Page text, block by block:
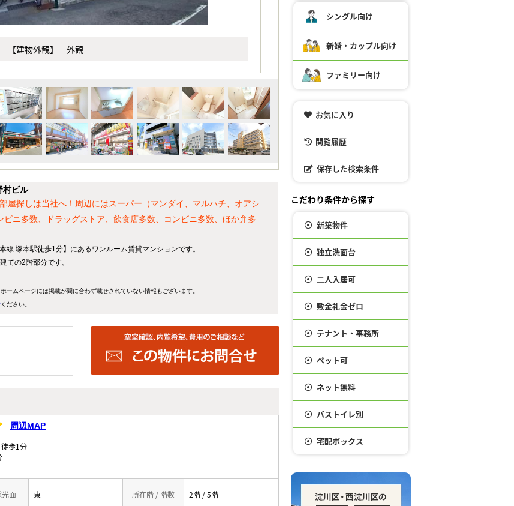
【建物外観】 外観
村ビル
屋探しは当社へ！周辺にはスーパー（マンダイ、マルハチ、オアシ
ニ多数、ドラッグストア、飲食店多数、コンビニ多数、ほか弁多
塚本駅徒歩1分】にあるワンルーム賃貸マンションです。
ての2階部分です。
ムページには掲載が間に合わず載せきれていない情報もございます。
ください。
周辺MAP
歩1分
光面 東 所在階 / 階数 2階 / 5階
シングル向け
新婚・カップル向け
ファミリー向け
お気に入り
閲覧履歴
保存した検索条件
こだわり条件から探す
新築物件
独立洗面台
二人入居可
敷金礼金ゼロ
テナント・事務所
ペット可
ネット無料
バストイレ別
宅配ボックス